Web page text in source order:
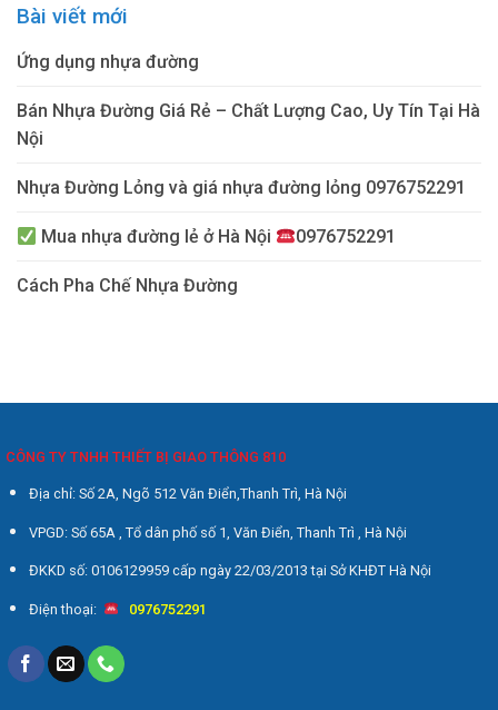
Bài viết mới
Ứng dụng nhựa đường
Bán Nhựa Đường Giá Rẻ – Chất Lượng Cao, Uy Tín Tại Hà
Nội
Nhựa Đường Lỏng và giá nhựa đường lỏng 0976752291
Mua nhựa đường lẻ ở Hà Nội 0976752291
Cách Pha Chế Nhựa Đường
CÔNG TY TNHH THIẾT BỊ GIAO THÔNG 810
Địa chỉ: Số 2A, Ngõ 512 Văn Điển,Thanh Trì, Hà Nội
VPGD: Số 65A , Tổ dân phố số 1, Văn Điển, Thanh Trì , Hà Nội
ĐKKD số: 0106129959 cấp ngày 22/03/2013 tại Sở KHĐT Hà Nội
Điện thoại: 0976752291